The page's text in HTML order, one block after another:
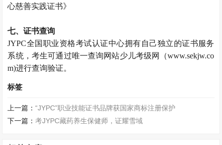
心慈善实践证书》
七、证书查询
JYPC全国职业资格考试认证中心拥有自己独立的证书服务
系统，考生可通过唯一查询网站少儿考级网（www.sekjw.co
m)进行查询验证。
标签
上一篇：“JYPC”职业技能证书品牌获国家商标注册保护
下一篇：考JYPC藏药养生保健师，证耀雪域